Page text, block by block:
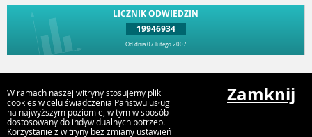
LICZNIK ODWIEDZIN
19946934
Od dnia 07 lutego 2007
Urząd Miejski Strumień
W ramach naszej witryny stosujemy pliki
cookies w celu świadczenia Państwu usług
na najwyższym poziomie, w tym w sposób
dostosowany do indywidualnych potrzeb.
Korzystanie z witryny bez zmiany ustawień
Zamknij